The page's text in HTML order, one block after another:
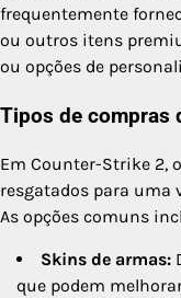
frequentemente
ou outros itens
ou opções de
Tipos de compras
Em Counter-Strike 2,
resgatados para uma
As opções comuns
Skins de armas:
que podem